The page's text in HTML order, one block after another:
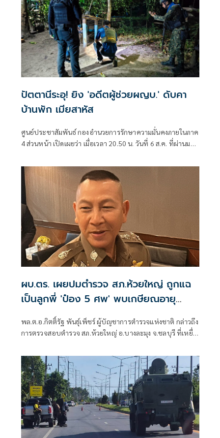
ปัตตานีระอุ! ยิง 'อดีตผู้ช่วยผญบ.' ดับคา
บ้านพัก เมียสาหัส
ศูนย์ประชาสัมพันธ์ กองอำนวยการรักษาความมั่นคงภายในภาค
4 ส่วนหน้า เปิดเผยว่า เมื่อเวลา 20.50 น. วันที่ 6 ส.ค. ที่ผ่านมา
อาแว อดีตผู้ช่วยผู้ใหญ่บ้านหมู่ที่ 5
ผบ.ตร. เผยปมตำรวจ สภ.ห้วยใหญ่ ถูกแฉ
เป็นลูกพี่ 'ป๋อง 5 ศพ' พบเกษียณอายุ
ตั้งแต่ปี 57
พล.ต.อ.กิตติ์รัฐ พันธุ์เพ็ชร์ ผู้บัญชาการตำรวจแห่งชาติ กล่าวถึง
การตรวจสอบตำรวจ สภ.ห้วยใหญ่ อ.บางละมุง จ.ชลบุรี ที่เหยื่อ
มาระบุว่า นายป๋องเป็นเด็กเดินยาของตำรวจ สภ.ห้วยใหญ่